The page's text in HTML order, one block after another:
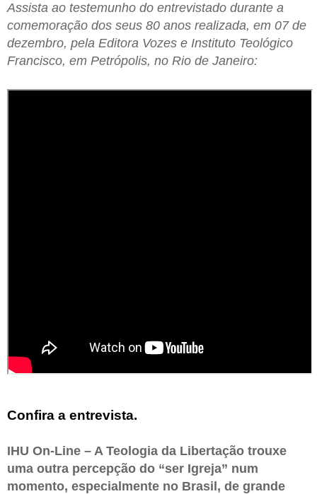
Assista ao testemunho do entrevistado durante a
comemoração dos seus 80 anos realizada, em 07 de
dezembro, pela Editora Vozes e Instituto Teológico
Francisco, em Petrópolis, no Rio de Janeiro:
Confira a entrevista.
IHU On-Line – A Teologia da Libertação trouxe
uma outra percepção do “ser Igreja” num
momento, especialmente no Brasil, de grande